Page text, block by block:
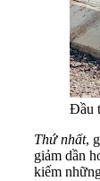
Đầu
Thứ nhất,
giảm dần
kiếm